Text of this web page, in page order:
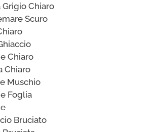
Grigio Chiaro
Scuro
Chiaro
Chiaro
Muschio
Foglia
Bruciato